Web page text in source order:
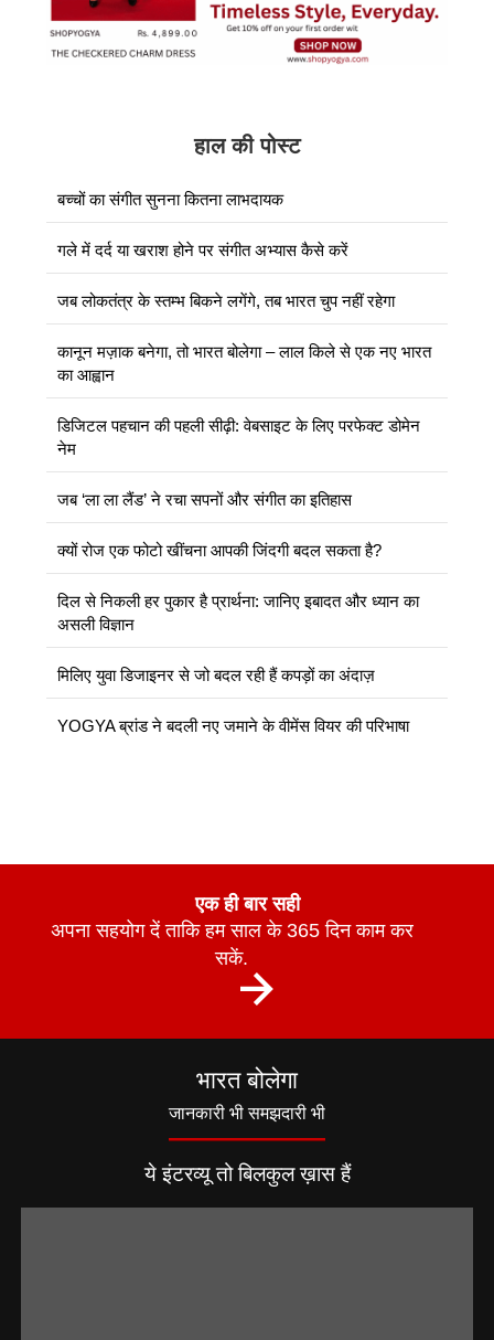
हाल की पोस्ट
बच्चों का संगीत सुनना कितना लाभदायक
गले में दर्द या खराश होने पर संगीत अभ्यास कैसे करें
जब लोकतंत्र के स्तम्भ बिकने लगेंगे, तब भारत चुप नहीं रहेगा
कानून मज़ाक बनेगा, तो भारत बोलेगा – लाल किले से एक नए भारत
का आह्वान
डिजिटल पहचान की पहली सीढ़ी: वेबसाइट के लिए परफेक्ट डोमेन
नेम
जब ‘ला ला लैंड’ ने रचा सपनों और संगीत का इतिहास
क्यों रोज एक फोटो खींचना आपकी जिंदगी बदल सकता है?
दिल से निकली हर पुकार है प्रार्थना: जानिए इबादत और ध्यान का
असली विज्ञान
मिलिए युवा डिजाइनर से जो बदल रही हैं कपड़ों का अंदाज़
YOGYA ब्रांड ने बदली नए जमाने के वीमेंस वियर की परिभाषा
एक ही बार सही
अपना सहयोग दें ताकि हम साल के 365 दिन काम कर
सकें.
भारत बोलेगा
जानकारी भी समझदारी भी
ये इंटरव्यू तो बिलकुल ख़ास हैं